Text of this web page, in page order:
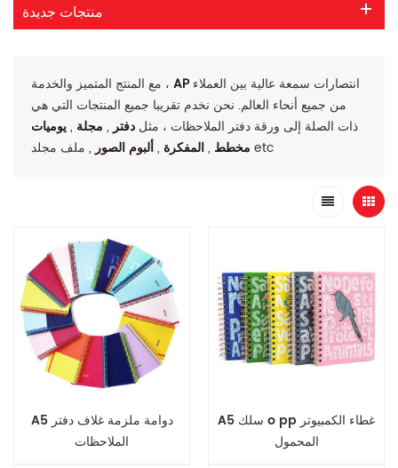
منتجات جديدة
مع المنتج المتميز والخدمة ، AP
من جميع أنحاء العالم. نحن نخدم تقريبا جميع المنتجات التي هي
ذات الصلة إلى ورقة دفتر الملاحظات ، مثل دفتر, مجلة ,يوميات
مخطط ,المفكرة ,ألبوم الصور , ملف مجلد etc
A5 دوامة ملزمة غلاف دفتر
الملاحظات
A5 سلك o pp غطاء الكمبيوتر
المحمول